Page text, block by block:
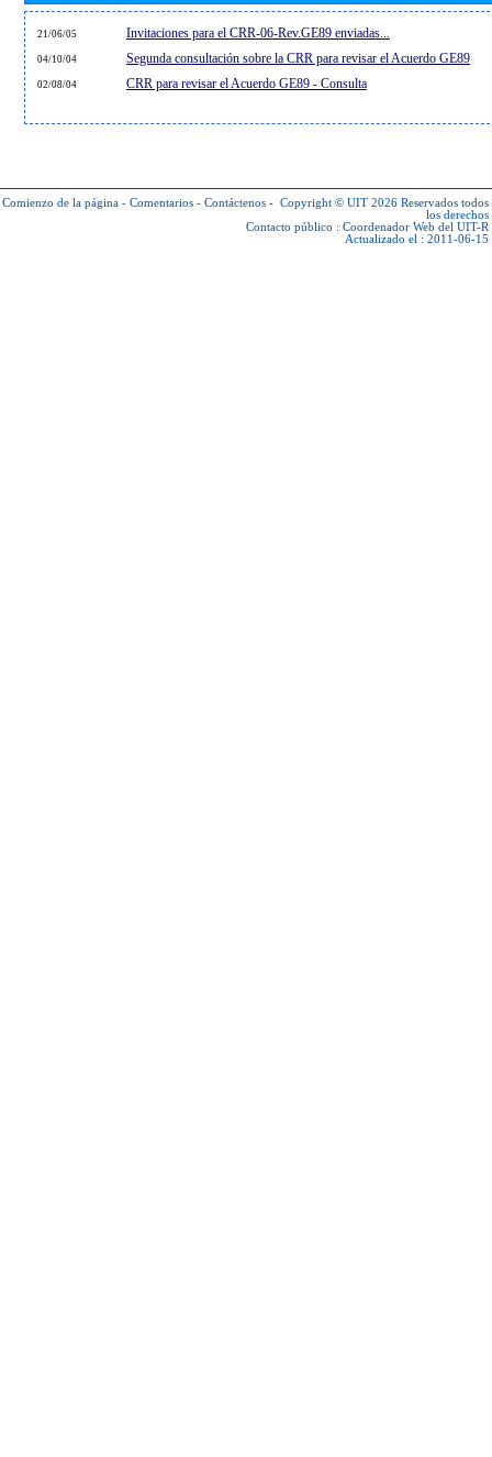
21/06/05 Invitaciones para el CRR-06-Rev.GE89 enviadas...
04/10/04 Segunda consultación sobre la CRR para revisar el Acuerdo GE89
02/08/04 CRR para revisar el Acuerdo GE89 - Consulta
Comienzo de la página - Comentarios - Contáctenos - Copyright © UIT 2026 Reservados todos
los derechos
Contacto público : Coordenador Web del UIT-R
Actualizado el : 2011-06-15